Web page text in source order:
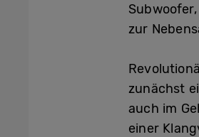
zur
zunächst
auch im
einer